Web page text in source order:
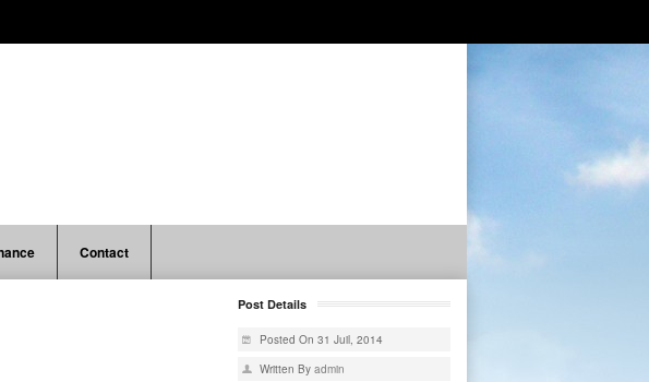
Contact
Post Details
Posted On 31 Juil, 2014
Written By admin